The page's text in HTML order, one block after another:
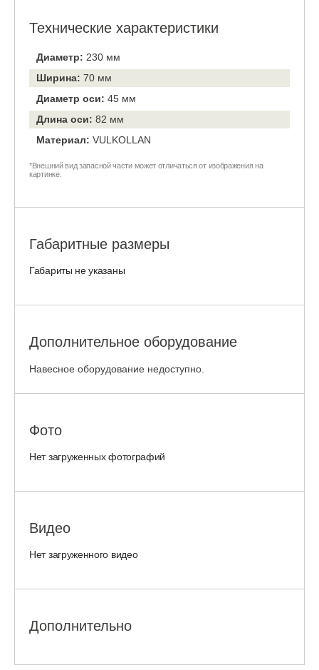
Технические характеристики
Диаметр: 230 мм
Ширина: 70 мм
Диаметр оси: 45 мм
Длина оси: 82 мм
Материал: VULKOLLAN
*Внешний вид запасной части может отличаться от изображения на
картинке.
Габаритные размеры
Габариты не указаны
Дополнительное оборудование
Навесное оборудование недоступно.
Фото
Нет загруженных фотографий
Видео
Нет загруженного видео
Дополнительно